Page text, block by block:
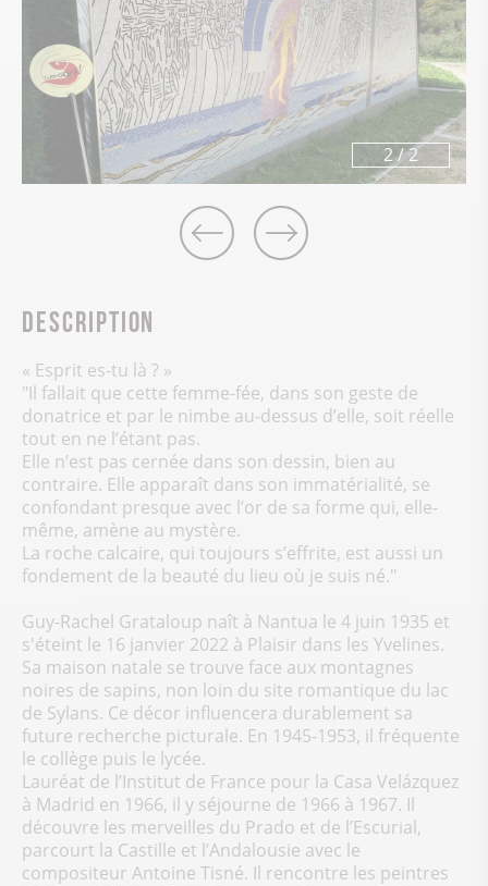
2/2
Description
« Esprit es-tu là ? »
"Il fallait que cette femme-fée, dans son geste de
donatrice et par le nimbe au-dessus d’elle, soit réelle
tout en ne l’étant pas.
Elle n’est pas cernée dans son dessin, bien au
contraire. Elle apparaît dans son immatérialité, se
confondant presque avec l’or de sa forme qui, elle-
même, amène au mystère.
La roche calcaire, qui toujours s’effrite, est aussi un
fondement de la beauté du lieu où je suis né."
Guy-Rachel Grataloup naît à Nantua le 4 juin 1935 et
s'éteint le 16 janvier 2022 à Plaisir dans les Yvelines.
Sa maison natale se trouve face aux montagnes
noires de sapins, non loin du site romantique du lac
de Sylans. Ce décor influencera durablement sa
future recherche picturale. En 1945-1953, il fréquente
le collège puis le lycée.
Lauréat de l’Institut de France pour la Casa Velázquez
à Madrid en 1966, il y séjourne de 1966 à 1967. Il
découvre les merveilles du Prado et de l’Escurial,
parcourt la Castille et l’Andalousie avec le
compositeur Antoine Tisné. Il rencontre les peintres